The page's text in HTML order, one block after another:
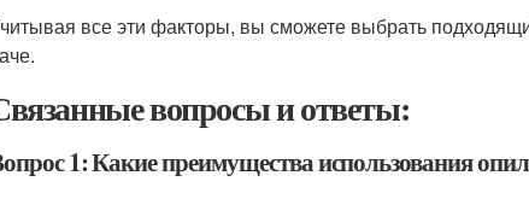
все эти факторы, вы сможете выбрать
вопросы и ответы:
1: Какие преимущества использования